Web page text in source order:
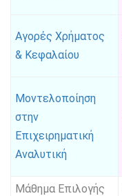
Αγορές Χρήματος
& Κεφαλαίου
Μοντελοποίηση
στην
Επιχειρηματική
Αναλυτική
Μάθημα Επιλογής